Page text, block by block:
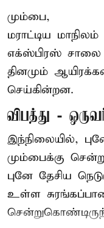
மும்பை,
மராட்டிய
எக்ஸ்பிரஸ்
தினமும்
செய்கின்றன.
விபத்து -
இந்நிலையில்,
மும்பைக்கு
புனே தேசிய
உள்ள